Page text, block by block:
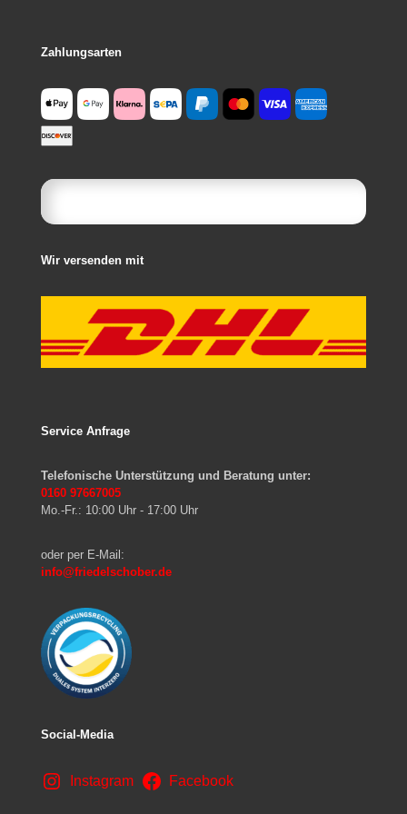
Zahlungsarten
Wir versenden mit
Service Anfrage
Telefonische Unterstützung und Beratung unter:
0160 97667005
Mo.-Fr.: 10:00 Uhr - 17:00 Uhr
oder per E-Mail:
info@friedelschober.de
Social-Media
Instagram Facebook